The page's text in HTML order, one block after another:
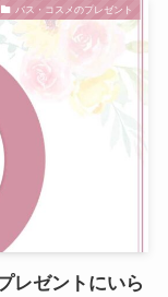
バス・コスメのプレゼント
レゼントにいら